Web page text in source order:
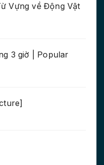
Vựng về Động Vật
3 giờ | Popular